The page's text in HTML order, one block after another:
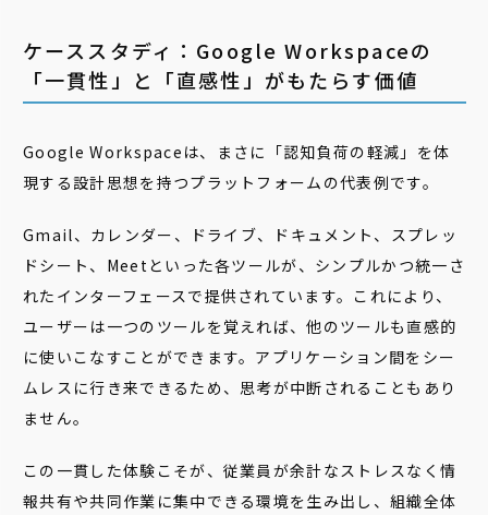
ケーススタディ：Google Workspaceの
「一貫性」と「直感性」がもたらす価値
Google Workspaceは、まさに「認知負荷の軽減」を体
現する設計思想を持つプラットフォームの代表例です。
Gmail、カレンダー、ドライブ、ドキュメント、スプレッ
ドシート、Meetといった各ツールが、シンプルかつ統一さ
れたインターフェースで提供されています。これにより、
ユーザーは一つのツールを覚えれば、他のツールも直感的
に使いこなすことができます。アプリケーション間をシー
ムレスに行き来できるため、思考が中断されることもあり
ません。
この一貫した体験こそが、従業員が余計なストレスなく情
報共有や共同作業に集中できる環境を生み出し、組織全体